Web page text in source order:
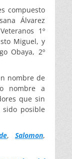
compuesto
Álvarez
1º
Miguel, y
Obaya, 2º
nombre de
nombre a
que sin
posible
,Salomon,